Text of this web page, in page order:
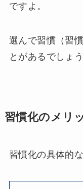
ですよ。
選んで習慣（習
とがあるでしょう
習慣化のメリ
習慣化の具体的